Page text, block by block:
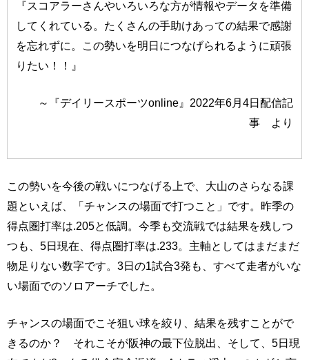
『スコアラーさんやいろいろな方が情報やデータを準備
してくれている。たくさんの手助けあっての結果で感謝
を忘れずに。この勢いを明日につなげられるように頑張
りたい！！』
～『デイリースポーツonline』2022年6月4日配信記
事 より
この勢いを今後の戦いにつなげる上で、大山のさらなる課
題といえば、「チャンスの場面で打つこと」です。昨季の
得点圏打率は.205と低調。今季も交流戦では結果を残しつ
つも、5日現在、得点圏打率は.233。主軸としてはまだまだ
物足りない数字です。3日の1試合3発も、すべて走者がいな
い場面でのソロアーチでした。
チャンスの場面でこそ狙い球を絞り、結果を残すことがで
きるのか？ それこそが阪神の最下位脱出、そして、5日現